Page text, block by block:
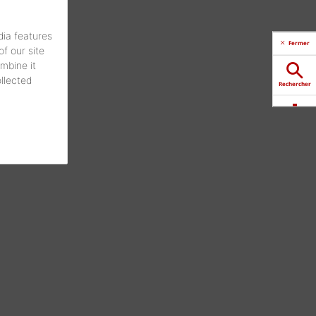
features
our site
it
Fermer
Rechercher